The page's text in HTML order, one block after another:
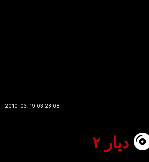
2010-03-19 03:28:08
دیار ۲